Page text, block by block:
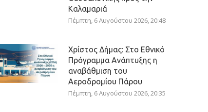
Καλαμαριά
Πέμπτη, 6 Αυγούστου 2026, 20:48
Χρίστος Δήμας: Στο Εθνικό
Πρόγραμμα Ανάπτυξης η
αναβάθμιση του
Αεροδρομίου Πάρου
Πέμπτη, 6 Αυγούστου 2026, 20:35